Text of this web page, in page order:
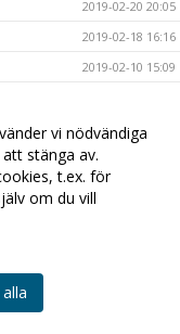
2019-02-20 20:05
2019-02-18 16:16
2019-02-10 15:09
2019-01-31 14:29
2019-01-30 19:32
2019-01-28 11:04
vi nödvändiga
stänga av.
t.ex. för
om du vill